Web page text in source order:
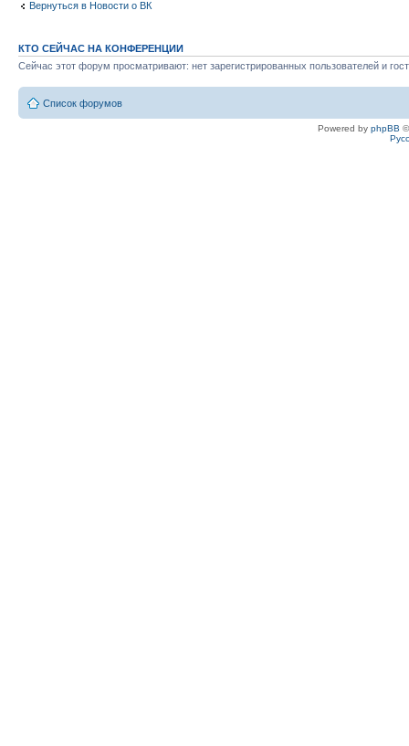
Вернуться в Новости о ВК
КТО СЕЙЧАС НА КОНФЕРЕНЦИИ
Сейчас этот форум просматривают: нет зарегистрированных пользователей и
Список форумов
Powered by phpBB